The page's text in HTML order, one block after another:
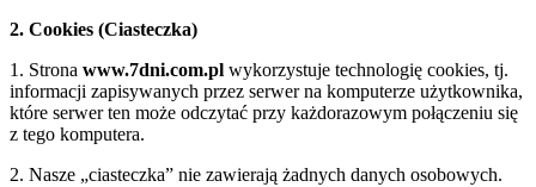
2. Cookies (Ciasteczka)
1. Strona www.7dni.com.pl wykorzystuje technologię cookies, tj.
informacji zapisywanych przez serwer na komputerze użytkownika,
które serwer ten może odczytać przy każdorazowym połączeniu się
z tego komputera.
2. Nasze „ciasteczka” nie zawierają żadnych danych osobowych.